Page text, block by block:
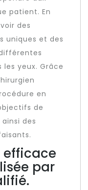
patient. En
des
uniques et des
yeux. Grâce
en
de
des
efficace
par